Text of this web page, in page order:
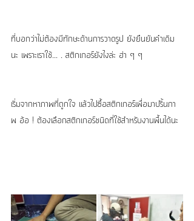
ที่บอกว่าไม่ต้องมีทักษะด้านการวาดรูป ยังยืนยันคำเดิม
นะ เพราะเราใช้... . สติกเกอร์ยังไงล่ะ ฮ่า ๆ ๆ
เริ่มจากหาภาพที่ถูกใจ แล้วไปซื้อสติกเกอร์เพื่อมาปริ้นภา
พ อ้อ ! ต้องเลือกสติกเกอร์ชนิดที่ใช้สำหรับงานพื้นได้นะ